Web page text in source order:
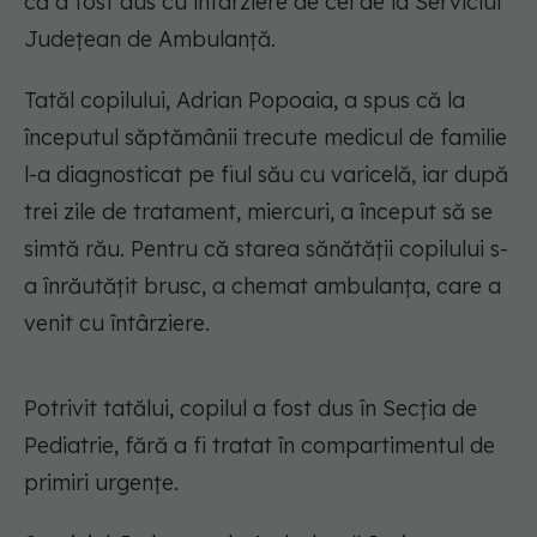
Județean de Ambulanță.
Tatăl copilului, Adrian Popoaia, a spus că la
începutul săptămânii trecute medicul de familie
l-a diagnosticat pe fiul său cu varicelă, iar după
trei zile de tratament, miercuri, a început să se
simtă rău. Pentru că starea sănătății copilului s-
a înrăutățit brusc, a chemat ambulanța, care a
venit cu întârziere.
Potrivit tatălui, copilul a fost dus în Secția de
Pediatrie, fără a fi tratat în compartimentul de
primiri urgențe.